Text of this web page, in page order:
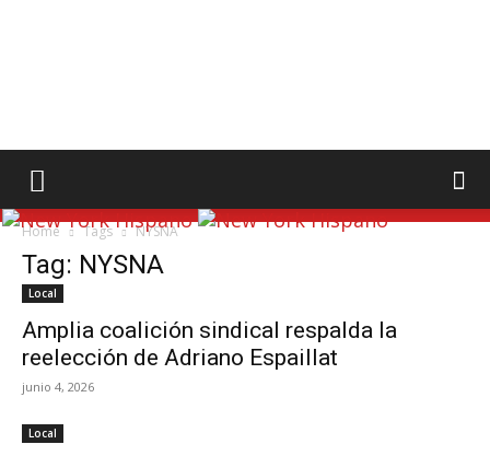
Home Tags NYSNA
Tag: NYSNA
Local
Amplia coalición sindical respalda la
reelección de Adriano Espaillat
junio 4, 2026
Local